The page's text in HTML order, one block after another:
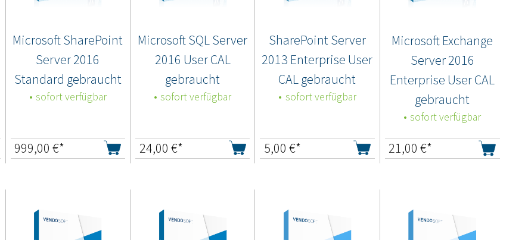
Microsoft SharePoint
Server 2016
Standard gebraucht
sofort verfügbar
999,00 €*
Microsoft SQL Server
2016 User CAL
gebraucht
sofort verfügbar
24,00 €*
SharePoint Server
2013 Enterprise User
CAL gebraucht
sofort verfügbar
5,00 €*
Microsoft Exchange
Server 2016
Enterprise User CAL
gebraucht
sofort verfügbar
21,00 €*